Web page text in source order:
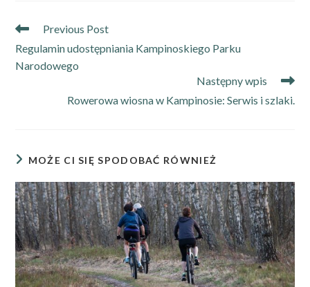
Read
articles
Previous Post
Regulamin udostępniania Kampinoskiego Parku
Narodowego
Następny wpis
Rowerowa wiosna w Kampinosie: Serwis i szlaki.
MOŻE CI SIĘ SPODOBAĆ RÓWNIEŻ